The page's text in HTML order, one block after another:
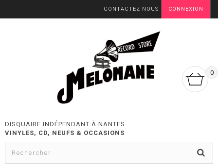
CONNEXION
CONTACTEZ-NOUS
0
DISQUAIRE INDÉPENDANT À NANTES
VINYLES, CD, NEUFS & OCCASIONS